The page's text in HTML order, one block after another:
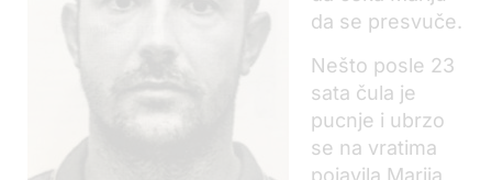
da se presvuče.
Nešto posle 23
sata čula je
pucnje i ubrzo
se na vratima
pojavila Marija